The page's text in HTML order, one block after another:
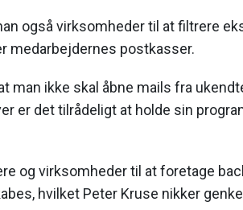
også virksomheder til at filtrere
medarbejdernes postkasser.
man ikke skal åbne mails fra
er det tilrådeligt at holde sin
og virksomheder til at foretage
hvilket Peter Kruse nikker